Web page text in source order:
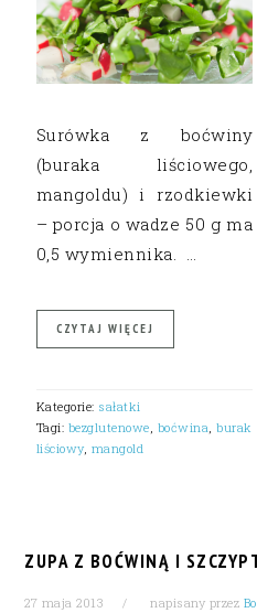
Surówka z boćwiny
(buraka liściowego,
mangoldu) i rzodkiewki
– porcja o wadze 50 g ma
0,5 wymiennika. …
CZYTAJ WIĘCEJ
Kategorie: sałatki
Tagi: bezglutenowe boćwina ,burak
liściowy, mangold
ZUPA Z BOĆWINĄ I
27 maja 2013 napisany przez